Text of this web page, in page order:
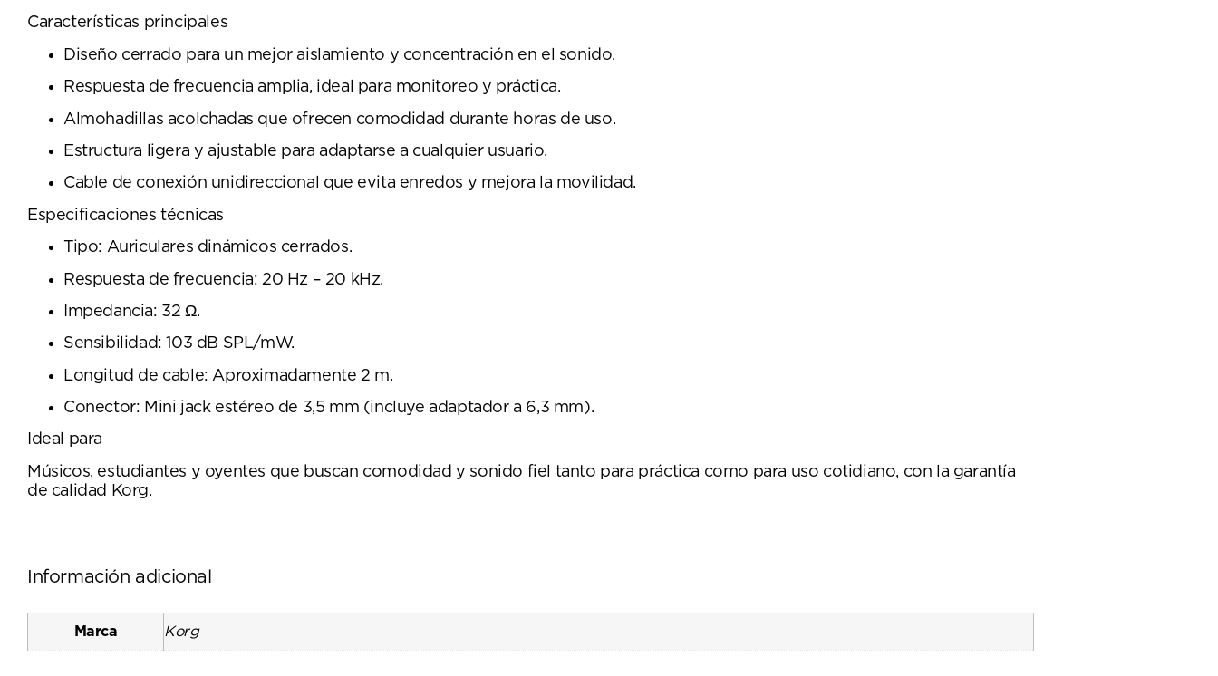
Características principales
Diseño cerrado para un mejor aislamiento y concentración en el sonido.
Respuesta de frecuencia amplia, ideal para monitoreo y práctica.
Almohadillas acolchadas que ofrecen comodidad durante horas de uso.
Estructura ligera y ajustable para adaptarse a cualquier usuario.
Cable de conexión unidireccional que evita enredos y mejora la movilidad.
Especificaciones técnicas
Tipo: Auriculares dinámicos cerrados.
Respuesta de frecuencia: 20 Hz – 20 kHz.
Impedancia: 32 Ω.
Sensibilidad: 103 dB SPL/mW.
Longitud de cable: Aproximadamente 2 m.
Conector: Mini jack estéreo de 3,5 mm (incluye adaptador a 6,3 mm).
Ideal para
Músicos, estudiantes y oyentes que buscan comodidad y sonido fiel tanto para práctica como para uso cotidiano, con la garantía
de calidad Korg.
Información adicional
Marca Korg